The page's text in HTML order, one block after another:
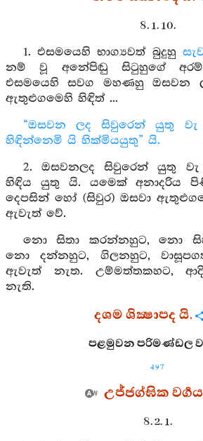
8. 1. 10.
1. එසමයෙහි භාග්‍යවත් බුදුහු
නම් වූ අනේපිඬු සිටුහුගේ අරම්හි
එසමයෙහි සවග මහණහු ඔසවන
ඇතුළුගමෙහි හිඳිත් ...
“ඔසවන ලද සිවුරෙන් යුතු
හිඳින්නෙමි යි හික්මියයුතු” යි.
2. ඔසවනලද සිවුරෙන් යුතු
හිඳිය යුතු යි. යමෙක් අනාදරිය
දෙපසින් හෝ (සිවුර) ඔසවා
ඇවැත් වේ.
නො සිතා කරන්නහුට, නො
නො දන්නහුට, ගිලනහුට,
ඇවැත් නැත. උම්මත්තකහට,
නැති.
දශම ශික්‍ෂාපද යි.
පළමුවන පරිමණ්ඩල
497
උජ්ජග්ඝික වර්‍ගය
8. 2. 1.